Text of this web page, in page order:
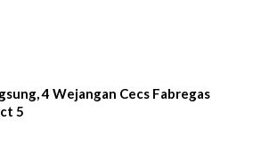
4 Wejangan Cecs Fabregas
5